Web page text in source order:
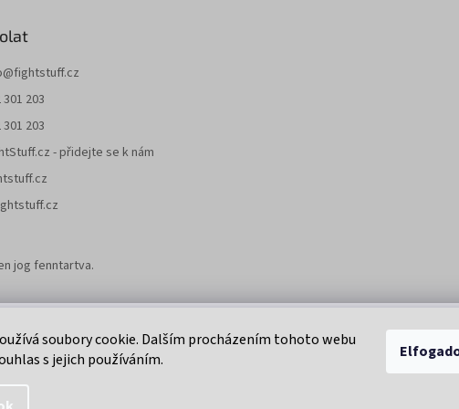
soubory cookie. Dalším procházením tohoto webu
s jejich používáním.
@fightstuff.cz
301 203
301 203
- přidejte se k nám
jog fenntartva.
Klikni na super eshop pro cyklisty a bikery.